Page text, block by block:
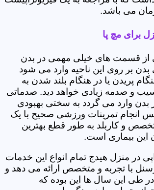
می باشد.
برای مچ پا
از قسمت های خیلی مهمی در بدن
بر روی این ناحیه وارد می شود
پریدن یا در هنگام بلند شدن به
و صدمه زیادی خواهد دید. صدماتی
بدن وارد می گردد به سختی بهبودی
پس انجام تمرینات ورزشی صحیح با یک
و کاربلد به طور قطع بهترین
این بیماری است.
در منزل هیدج تمام انواع این خدمات
با تجربه و متخصص ارائه می دهد و
طی این سال ها این بوده که